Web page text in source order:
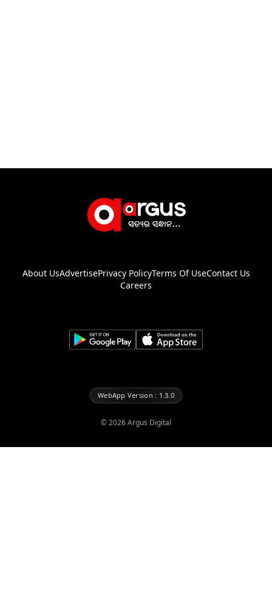
About UsAdvertisePrivacy PolicyTerms Of UseContact Us
Careers
WebApp Version : 1.3.0
©2026Argus Digital